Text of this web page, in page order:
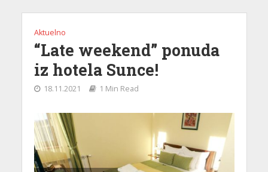
Aktuelno
“Late weekend” ponuda
iz hotela Sunce!
18.11.2021 1 Min Read